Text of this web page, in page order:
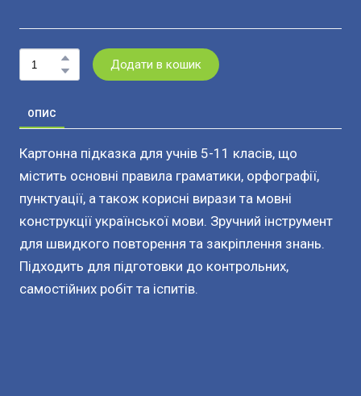
Додати в кошик
ОПИС
Картонна підказка для учнів 5-11 класів, що
містить основні правила граматики, орфографії,
пунктуації, а також корисні вирази та мовні
конструкції української мови. Зручний інструмент
для швидкого повторення та закріплення знань.
Підходить для підготовки до контрольних,
самостійних робіт та іспитів.